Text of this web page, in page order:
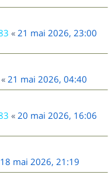
« 21 mai 2026, 23:00
« 21 mai 2026, 04:40
« 20 mai 2026, 16:06
18 mai 2026, 21:19